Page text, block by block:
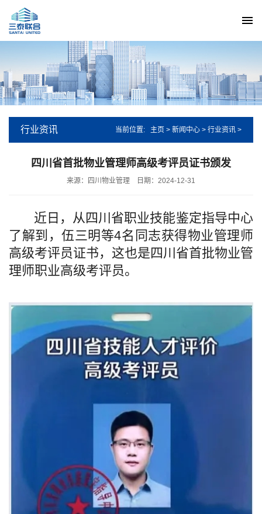
行业资讯 当前位置: 主页 > 新闻中心 > 行业资讯 >
四川省首批物业管理师高级考评员证书颁发
来源：四川物业管理 日期：2024-12-31
近日，从四川省职业技能鉴定指导中心
了解到，伍三明等4名同志获得物业管理师
高级考评员证书，这也是四川省首批物业管
理师职业高级考评员。